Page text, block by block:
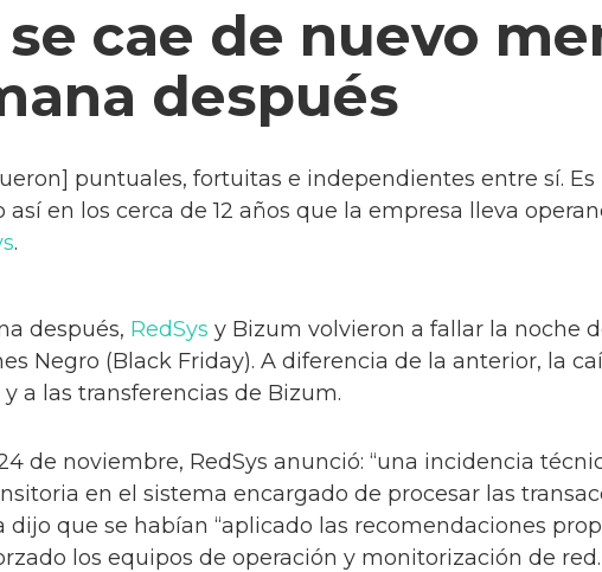
se cae de nuevo
después
puntuales, fortuitas e independientes entre sí.
en los cerca de 12 años que la empresa lleva
.
después, RedSys y Bizum volvieron a fallar la noche
Negro (Black Friday). A diferencia de la anterior, la
a las transferencias de Bizum.
de noviembre, RedSys anunció: “una incidencia
en el sistema encargado de procesar las
dijo que se habían “aplicado las recomendaciones
los equipos de operación y monitorización de